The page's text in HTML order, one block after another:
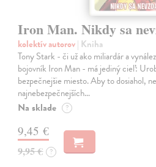
Iron Man. Nikdy sa
kolektív autorov| Kniha
Tony Stark - či už ako miliardár a
bojovník Iron Man - má jediný cieľ:
bezpečnejšie miesto. Aby to dosiahol,
najnebezpečnejších…
Na sklade ?
9,45 €
9,95 € ?